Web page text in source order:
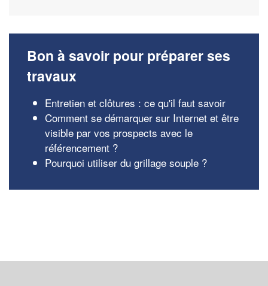
Bon à savoir pour préparer ses
travaux
Entretien et clôtures : ce qu'il faut savoir
Comment se démarquer sur Internet et être
visible par vos prospects avec le
référencement ?
Pourquoi utiliser du grillage souple ?